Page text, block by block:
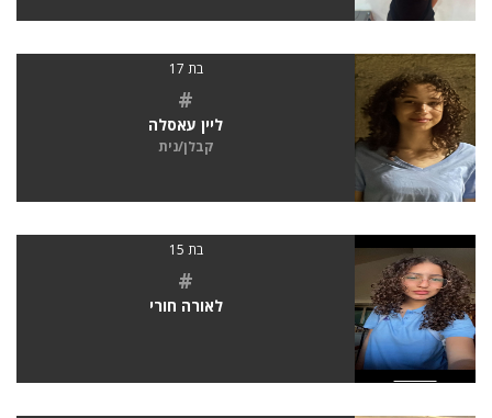
בת 17
#
ליין עאסלה
קבלן/נית
בת 15
#
לאורה חורי